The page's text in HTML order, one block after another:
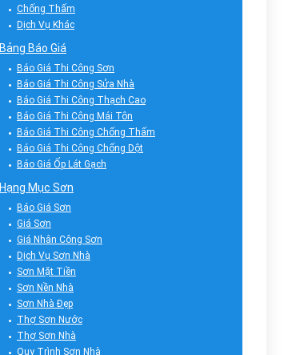
Chống Thấm
Dịch Vụ Khác
Bảng Báo Giá
Báo Giá Thi Công Sơn
Báo Giá Thi Công Sửa Nhà
Báo Giá Thi Công Thạch Cao
Báo Giá Thi Công Mái Tôn
Báo Giá Thi Công Chống Thấm
Báo Giá Thi Công Chống Dột
Báo Giá Ốp Lát Gạch
Hạng Mục Sơn
Báo Giá Sơn
Giá Sơn
Giá Nhân Công Sơn
Dịch Vụ Sơn Nhà
Sơn Mặt Tiền
Sơn Nền Nhà
Sơn Nhà Đẹp
Thợ Sơn Nước
Thợ Sơn Nhà
Quy Trình Sơn Nhà